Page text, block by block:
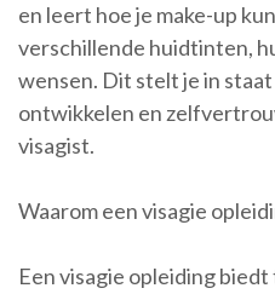
en leert hoe je make-up
verschillende huidtinten,
wensen. Dit stelt je in
ontwikkelen en
visagist.
Waarom een visagie
Een visagie opleiding